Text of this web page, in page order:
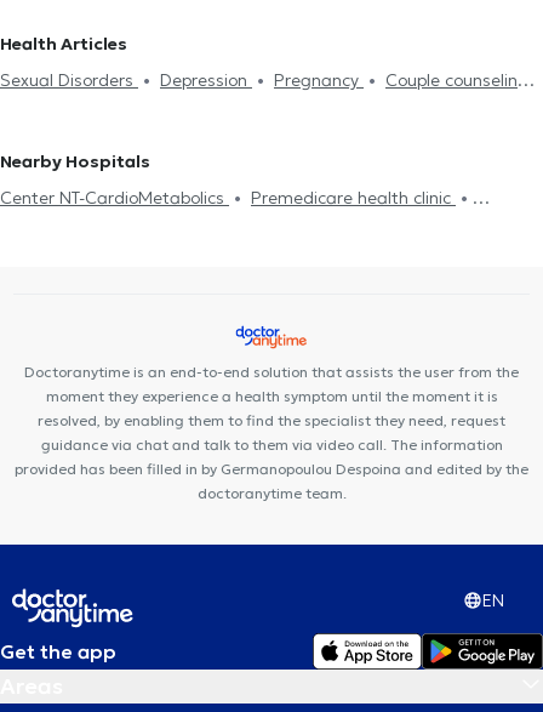
Psychologists in OMONOIA
Psychologists in PEDION TOU AREOS
και παιδιών
Ομαδική ψυχοθεραπεία
enhancement
Dementia caregiver counseling
Life coaching
Panic attacks
Health Articles
Sexual Disorders
Depression Pregnancy
Couple counseling
ADHD
Panic attacks
Orientation Test
Nearby Hospitals
Center NT-CardioMetabolics
Premedicare health clinic
Doctoranytime is an end-to-end solution that assists the user from the
moment they experience a health symptom until the moment it is
resolved, by enabling them to find the specialist they need, request
guidance via chat and talk to them via video call. The information
provided has been filled in by Germanopoulou Despoina and edited by the
doctoranytime team.
EN
Get the app